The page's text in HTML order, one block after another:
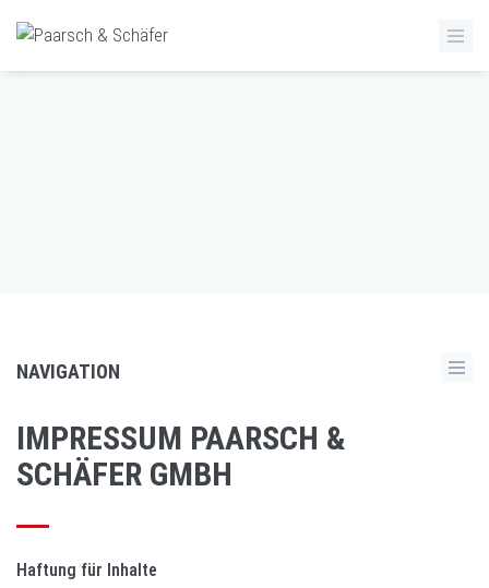
NAVIGATION
IMPRESSUM PAARSCH &
SCHÄFER GMBH
Haftung für Inhalte